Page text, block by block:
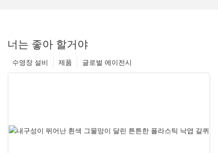
너는 좋아 할거야
글로벌 에이전시
제품
수영장 설비